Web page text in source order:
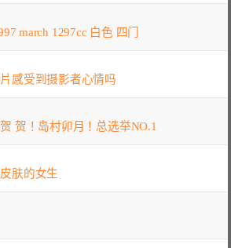
march 1297cc 白色 四门
感受到摄影者心情吗
贺！岛村卯月！总选举NO.1
肤的女生